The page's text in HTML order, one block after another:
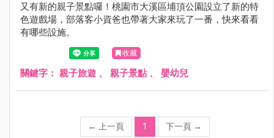
又有新的親子景點囉！桃園市大溪區埔頂公園設立了新的特
色遊戲場，部落客小資爸也帶著大家來玩了一番，快來看看
有哪些設施。
收藏
關鍵字： 親子旅遊 、 親子景點 、 嬰幼兒
← 上一頁 1 下一頁 →